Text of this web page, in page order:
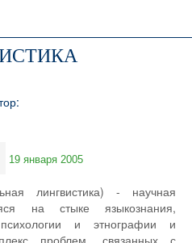
19 января 2005
лингвистика) - научная
на стыке языкознания,
и этнографии и
проблем, связанных с